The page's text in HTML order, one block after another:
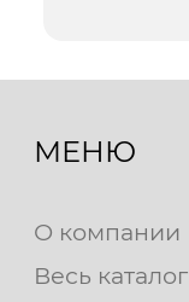
МЕНЮ
О компании
Весь каталог